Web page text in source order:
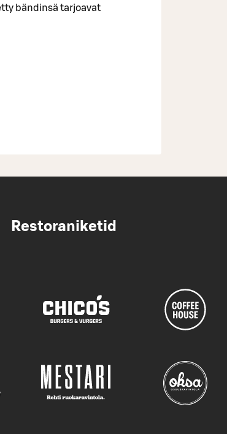
bändinsä tarjoavat
Restoraniketid